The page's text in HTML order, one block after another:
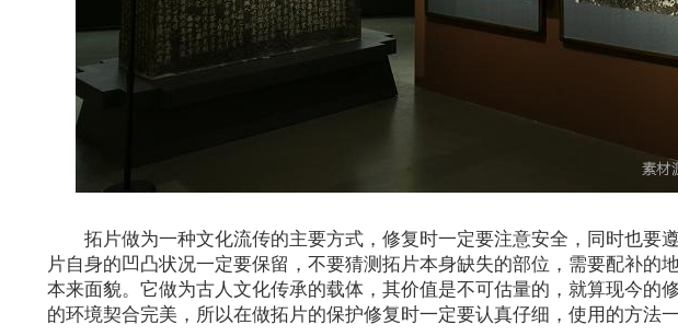
拓片做为一种文化流传的主要方式，修复时一定要注意安全，同时也要
片自身的凹凸状况一定要保留，不要猜测拓片本身缺失的部位，需要配补的
本来面貌。它做为古人文化传承的载体，其价值是不可估量的，就算现今的
的环境契合完美，所以在做拓片的保护修复时一定要认真仔细，使用的方法